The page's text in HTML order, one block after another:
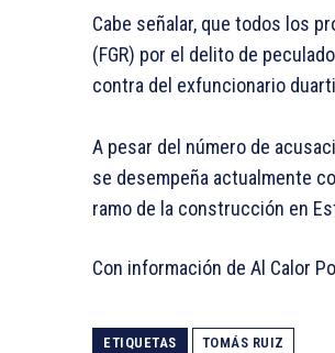
Cabe señalar, que todos los
(FGR) por el delito de
contra del exfuncionario
A pesar del número de
se desempeña actualmente
ramo de la construcción en
Con información de Al Calor
ETIQUETAS TOMÁS RUIZ